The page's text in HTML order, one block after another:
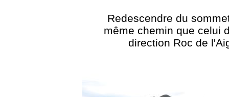
Redescendre du
même chemin que celui
direction Roc de